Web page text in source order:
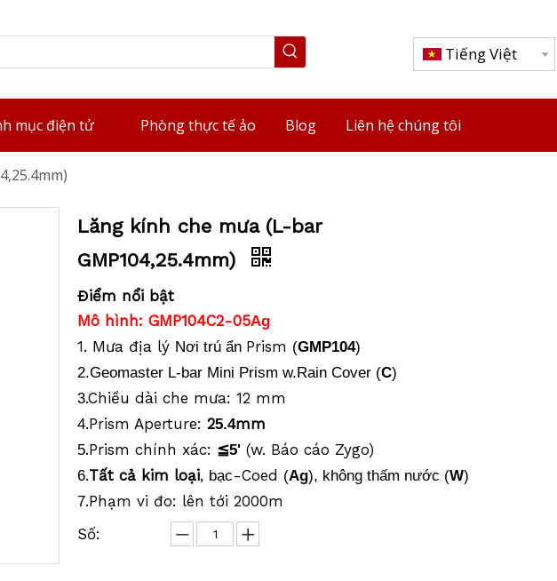
Tiếng Việt
mục điện tử Phòng thực tế ảo Blog Liên hệ chúng tôi
Lăng kính che mưa (L-bar
GMP104,25.4mm)
Điểm nổi bật
Mô hình: GMP104C2-05Ag
1. Mưa địa lý Nơi trú ẩn Prism (GMP104)
2.Geomaster L-bar Mini Prism w.Rain Cover (C)
3.Chiều dài che mưa: 12 mm
4.Prism Aperture: 25.4mm
5.Prism chính xác: ≦5' (w. Báo cáo Zygo)
6.Tất cả kim loại, bạc-Coed (Ag), không thấm nước (W)
7.Phạm vi đo: lên tới 2000m
Số: